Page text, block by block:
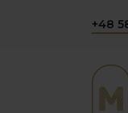
+48